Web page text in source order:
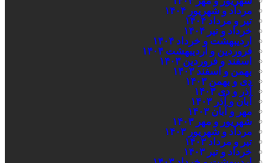
مرداد و شهریور ۱۴۰۴
تیر و مرداد ۱۴۰۴
خرداد و تیر ۱۴۰۴
اردیبهشت و خرداد ۱۴۰۴
فروردین و اردیبهشت ۱۴۰۴
اسفند و فروردین ۱۴۰۳
بهمن و اسفند ۱۴۰۳
دی و بهمن ۱۴۰۳
آذر و دی ۱۴۰۳
آبان و آذر ۱۴۰۳
مهر و آبان ۱۴۰۳
شهریور و مهر ۱۴۰۳
مرداد و شهریور ۱۴۰۳
تیر و مرداد ۱۴۰۳
خرداد و تیر ۱۴۰۳